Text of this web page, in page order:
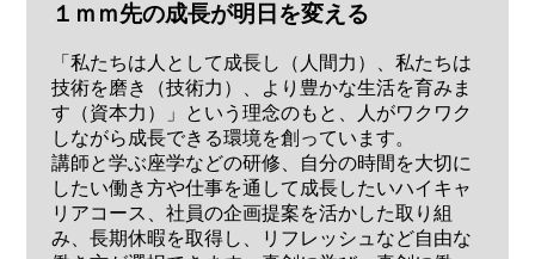
１ｍｍ先の成長が明日を変える
「私たちは人として成長し（人間力）、私たちは
技術を磨き（技術力）、より豊かな生活を育みま
す（資本力）」という理念のもと、人がワクワク
しながら成長できる環境を創っています。
講師と学ぶ座学などの研修、自分の時間を大切に
したい働き方や仕事を通して成長したいハイキャ
リアコース、社員の企画提案を活かした取り組
み、長期休暇を取得し、リフレッシュなど自由な